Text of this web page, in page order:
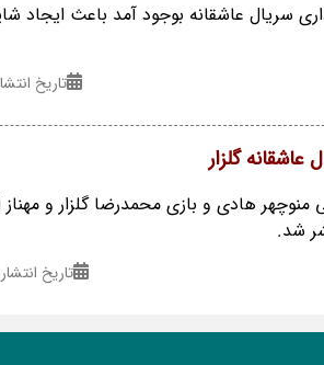
سریال عاشقانه بوجود آمد باعث ایجاد
تاریخ انتشار :
گلزار
منوچهر هادی و بازی محمدرضا گلزار و
شد.
تاریخ انتشار : ۱۳۹۵/